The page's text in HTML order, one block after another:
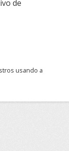
de
usando a